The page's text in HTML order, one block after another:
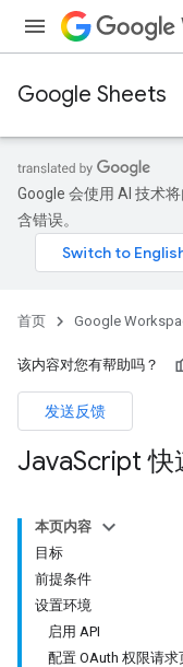
Google Sheets
Google 会使用 AI 技术
含错误。
首页 Google
该内容对您有帮助吗？
发送反馈
JavaScript 快
本页内容
目标
前提条件
设置环境
启用 API
配置 OAuth 权限请求